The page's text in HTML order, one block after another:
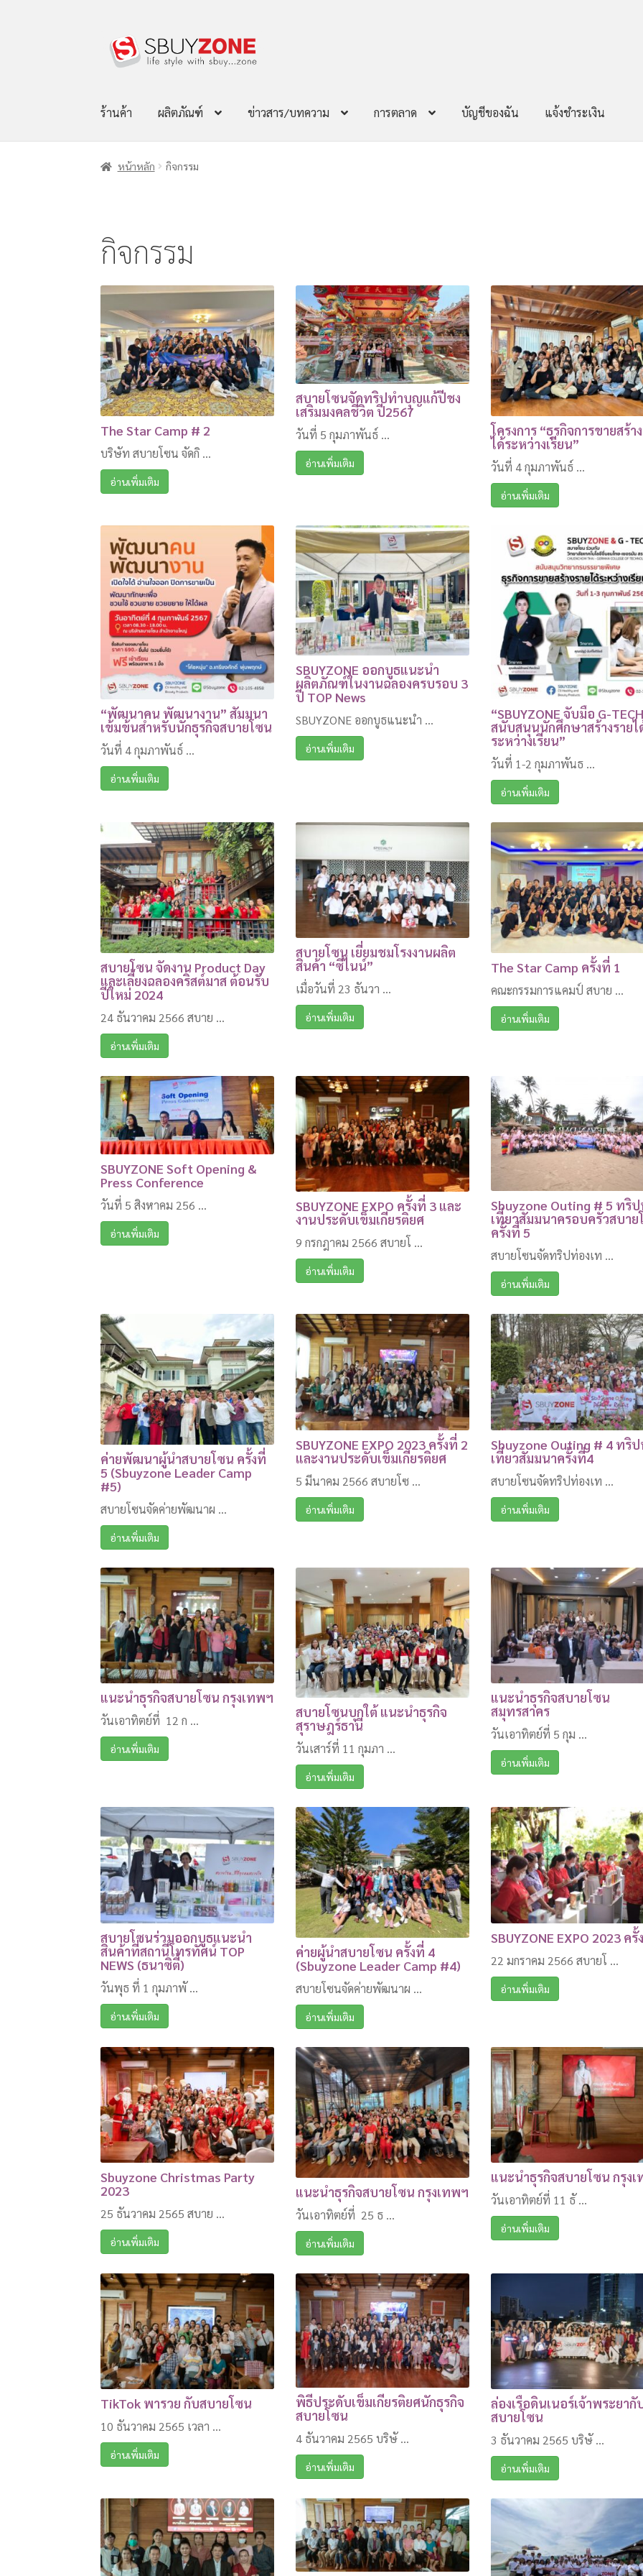
ร้านค้า ผลิตภัณฑ์ ข่าวสาร/บทความ การตลาด บัญชีของฉัน แจ้งชำระเงิน
หน้าหลัก กิจกรรม
กิจกรรม
The Star Camp # 2
บริษัท สบายโซน จัดกิ ...
อ่านเพิ่มเติม
สบายโซนจัดทริปทำบุญแก้ปีชง
เสริมมงคลชีวิต ปี2567
วันที่ 5 กุมภาพันธ์ ...
อ่านเพิ่มเติม
โครงการ “ธุรกิจการขายสร้า
ได้ระหว่างเรียน”
วันที่ 4 กุมภาพันธ์ ...
อ่านเพิ่มเติม
“พัฒนาคน พัฒนางาน” สัมมนา
เข้มข้นสำหรับนักธุรกิจสบายโซน
วันที่ 4 กุมภาพันธ์ ...
อ่านเพิ่มเติม
SBUYZONE ออกบูธแนะนำ
ผลิตภัณฑ์ในงานฉลองครบรอบ 3
ปี TOP News
SBUYZONE ออกบูธแนะนำ ...
อ่านเพิ่มเติม
“SBUYZONE จับมือ G-
สนับสนุนนักศึกษาสร้างรายไ
ระหว่างเรียน”
วันที่ 1-2 กุมภาพันธ ...
อ่านเพิ่มเติม
สบายโซน จัดงาน Product Day
และเลี้ยงฉลองคริสต์มาส ต้อนรับ
ปีใหม่ 2024
24 ธันวาคม 2566 สบาย ...
อ่านเพิ่มเติม
สบายโซน เยี่ยมชมโรงงานผลิต
สินค้า “ซีไนน์”
เมื่อวันที่ 23 ธันวา ...
อ่านเพิ่มเติม
The Star Camp ครั้งที่ 1
คณะกรรมการแคมป์ สบาย ...
อ่านเพิ่มเติม
SBUYZONE Soft Opening &
Press Conference
วันที่ 5 สิงหาคม 256 ...
อ่านเพิ่มเติม
SBUYZONE EXPO ครั้งที่ 3 และ
งานประดับเข็มเกียรติยศ
9 กรกฎาคม 2566 สบายโ ...
อ่านเพิ่มเติม
Sbuyzone Outing # 5 ทริ
เที่ยวสัมมนาครอบครัวสบาย
ครั้งที่ 5
สบายโซนจัดทริปท่องเท ...
อ่านเพิ่มเติม
ค่ายพัฒนาผู้นำสบายโซน ครั้งที่
5 (Sbuyzone Leader Camp
#5)
สบายโซนจัดค่ายพัฒนาผ ...
อ่านเพิ่มเติม
SBUYZONE EXPO 2023 ครั้งที่ 2
และงานประดับเข็มเกียรติยศ
5 มีนาคม 2566 สบายโซ ...
อ่านเพิ่มเติม
Sbuyzone Outing # 4 ทริ
เที่ยวสัมมนาครั้งที่4
สบายโซนจัดทริปท่องเท ...
อ่านเพิ่มเติม
แนะนำธุรกิจสบายโซน กรุงเทพฯ
วันเอาทิตย์ที่ 12 ก ...
อ่านเพิ่มเติม
สบายโซนบุกใต้ แนะนำธุรกิจ
สุราษฎร์ธานี
วันเสาร์ที่ 11 กุมภา ...
อ่านเพิ่มเติม
แนะนำธุรกิจสบายโซน
สมุทรสาคร
วันเอาทิตย์ที่ 5 กุม ...
อ่านเพิ่มเติม
สบายโซนร่วมออกบูธแนะนำ
สินค้าที่สถานีโทรทัศน์ TOP
NEWS (ธนาซิตี้)
วันพุธ ที่ 1 กุมภาพั ...
อ่านเพิ่มเติม
ค่ายผู้นำสบายโซน ครั้งที่ 4
(Sbuyzone Leader Camp #4)
สบายโซนจัดค่ายพัฒนาผ ...
อ่านเพิ่มเติม
SBUYZONE EXPO 2023 ค
22 มกราคม 2566 สบายโ ...
อ่านเพิ่มเติม
Sbuyzone Christmas Party
2023
25 ธันวาคม 2565 สบาย ...
อ่านเพิ่มเติม
แนะนำธุรกิจสบายโซน กรุงเทพฯ
วันเอาทิตย์ที่ 25 ธ ...
อ่านเพิ่มเติม
แนะนำธุรกิจสบายโซน กรุง
วันเอาทิตย์ที่ 11 ธั ...
อ่านเพิ่มเติม
TikTok พารวย กับสบายโซน
10 ธันวาคม 2565 เวลา ...
อ่านเพิ่มเติม
พิธีประดับเข็มเกียรติยศนักธุรกิจ
สบายโซน
4 ธันวาคม 2565 บริษั ...
อ่านเพิ่มเติม
ล่องเรือดินเนอร์เจ้าพระยากั
สบายโซน
3 ธันวาคม 2565 บริษั ...
อ่านเพิ่มเติม